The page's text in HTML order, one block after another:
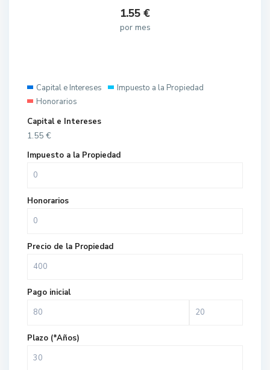
1.55 €
por mes
Capital e Intereses
Impuesto a la Propiedad
Honorarios
Capital e Intereses
1.55 €
Impuesto a la Propiedad
Honorarios
Precio de la Propiedad
Pago inicial
Plazo (*Años)